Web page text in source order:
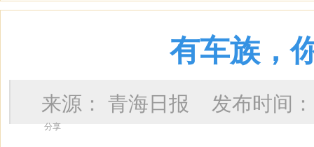
有车族，
来源：青海日报 发布时间
分享